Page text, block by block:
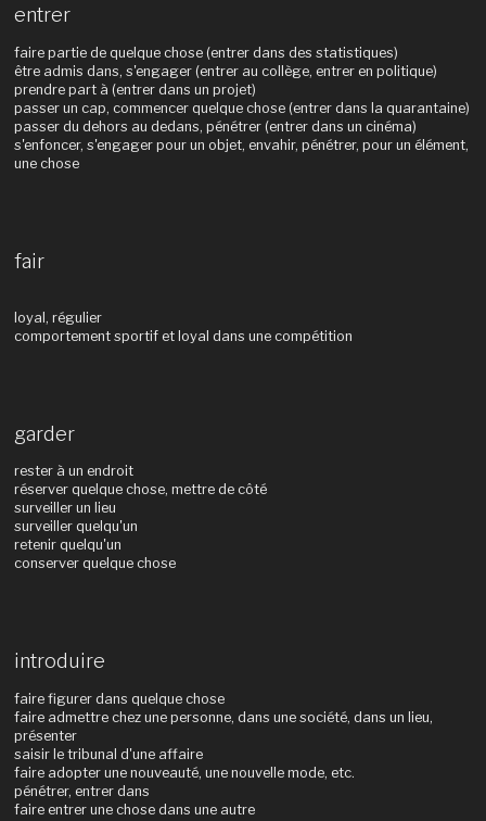
entrer
faire partie de quelque chose (entrer dans des statistiques)
être admis dans, s'engager (entrer au collège, entrer en politique)
prendre part à (entrer dans un projet)
passer un cap, commencer quelque chose (entrer dans la quarantaine)
passer du dehors au dedans, pénétrer (entrer dans un cinéma)
s'enfoncer, s'engager pour un objet, envahir, pénétrer, pour un élément,
une chose
fair
loyal, régulier
comportement sportif et loyal dans une compétition
garder
rester à un endroit
réserver quelque chose, mettre de côté
surveiller un lieu
surveiller quelqu'un
retenir quelqu'un
conserver quelque chose
introduire
faire figurer dans quelque chose
faire admettre chez une personne, dans une société, dans un lieu,
présenter
saisir le tribunal d'une affaire
faire adopter une nouveauté, une nouvelle mode, etc.
pénétrer, entrer dans
faire entrer une chose dans une autre